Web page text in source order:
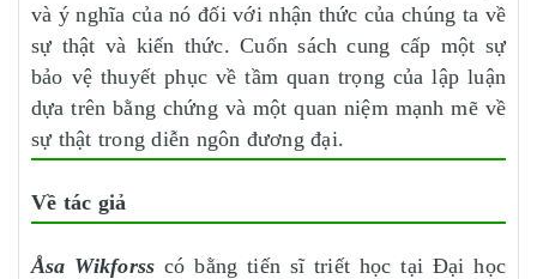
và ý nghĩa của nó đối với nhận thức của chúng ta về
sự thật và kiến thức. Cuốn sách cung cấp một sự
bảo vệ thuyết phục về tầm quan trọng của lập luận
dựa trên bằng chứng và một quan niệm mạnh mẽ về
sự thật trong diễn ngôn đương đại.
Về tác giả
Åsa Wikforss có bằng tiến sĩ triết học tại Đại học